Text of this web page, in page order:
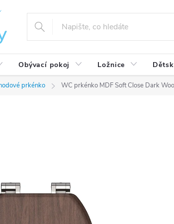
Obývací pokoj Ložnice
prkénko WC prkénko MDF Soft Close Dark